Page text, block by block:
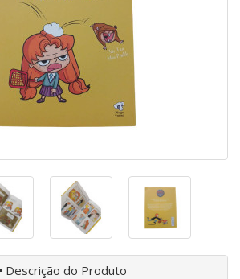
Descrição do Produto